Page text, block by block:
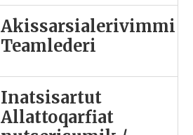
Akissarsialerivimmi
Teamlederi
Inatsisartut
Allattoqarfiat